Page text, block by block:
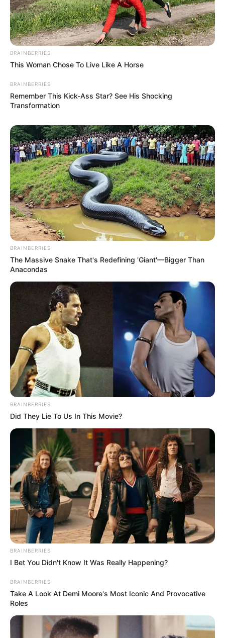
BRAINBERRIES
This Woman Chose To Live Like A Horse
BRAINBERRIES
Remember This Kick-Ass Star? See His Shocking
Transformation
BRAINBERRIES
The Massive Snake That's Redefining 'Giant'—Bigger Than
Anacondas
BRAINBERRIES
Did They Lie To Us In This Movie?
BRAINBERRIES
I Bet You Didn't Know It Was Really Happening?
BRAINBERRIES
Take A Look At Demi Moore's Most Iconic And Provocative
Roles